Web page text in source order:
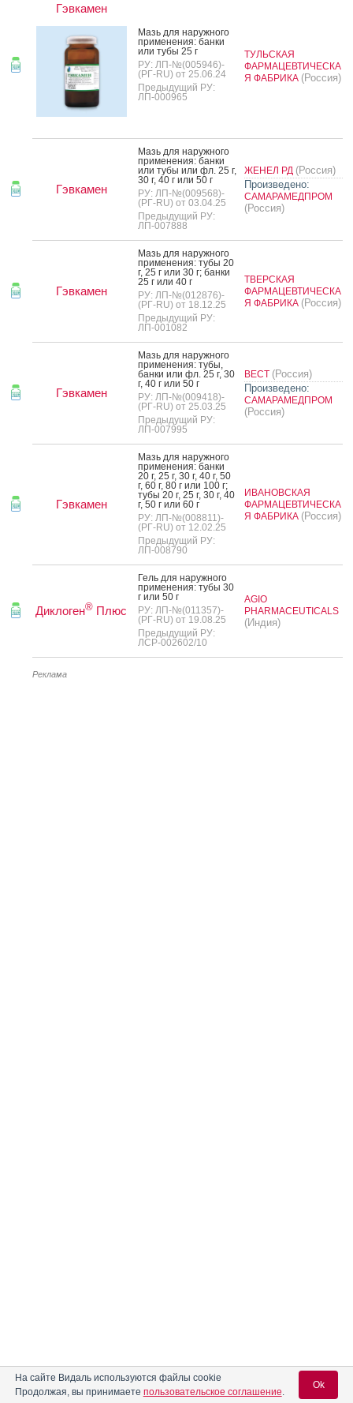
Гэвкамен
Мазь для на­руж­но­го
при­мене­ния: бан­ки
или ту­бы 25 г
РУ: ЛП-№(005946)-
(РГ-RU) от 25.06.24
Предыдущий РУ:
ЛП-000965
ТУЛЬСКАЯ
ФАРМАЦЕВТИЧЕСКА
Я ФАБРИКА (Россия)
Гэвкамен
Мазь для на­руж­но­го
при­мене­ния: бан­ки
или ту­бы или фл. 25 г,
30 г, 40 г или 50 г
РУ: ЛП-№(009568)-
(РГ-RU) от 03.04.25
Предыдущий РУ:
ЛП-007888
ЖЕНЕЛ РД (Россия)
Произведено:
САМАРАМЕДПРОМ
(Россия)
Гэвкамен
Мазь для на­руж­но­го
при­мене­ния: ту­бы 20
г, 25 г или 30 г; бан­ки
25 г или 40 г
РУ: ЛП-№(012876)-
(РГ-RU) от 18.12.25
Предыдущий РУ:
ЛП-001082
ТВЕРСКАЯ
ФАРМАЦЕВТИЧЕСКА
Я ФАБРИКА (Россия)
Гэвкамен
Мазь для на­руж­но­го
при­мене­ния: ту­бы,
бан­ки или фл. 25 г, 30
г, 40 г или 50 г
РУ: ЛП-№(009418)-
(РГ-RU) от 25.03.25
Предыдущий РУ:
ЛП-007995
ВЕСТ (Россия)
Произведено:
САМАРАМЕДПРОМ
(Россия)
Гэвкамен
Мазь для на­руж­но­го
при­мене­ния: бан­ки
20 г, 25 г, 30 г, 40 г, 50
г, 60 г, 80 г или 100 г;
ту­бы 20 г, 25 г, 30 г, 40
г, 50 г или 60 г
РУ: ЛП-№(008811)-
(РГ-RU) от 12.02.25
Предыдущий РУ:
ЛП-008790
ИВАНОВСКАЯ
ФАРМАЦЕВТИЧЕСКА
Я ФАБРИКА (Россия)
Диклоген® Плюс
Гель для на­руж­но­го
при­мене­ния: ту­бы 30
г или 50 г
РУ: ЛП-№(011357)-
(РГ-RU) от 19.08.25
Предыдущий РУ:
ЛСР-002602/10
AGIO
PHARMACEUTICALS
(Индия)
Реклама
На сайте Видаль используются файлы cookie
Продолжая, вы принимаете пользовательское соглашение.
Ok